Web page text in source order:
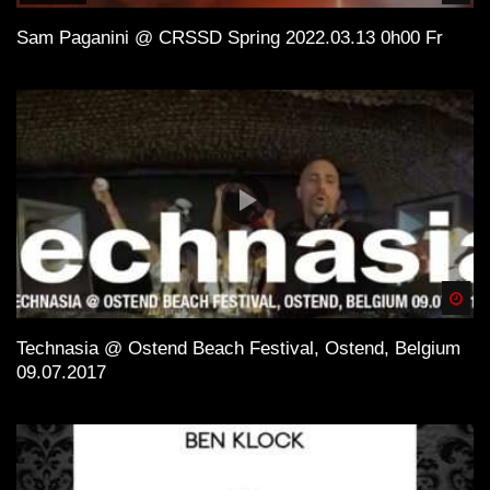
und wenn Du einen Plattespieler hast, kaufe die besten
Tracks auf Vinyl!
Sam Paganini @ CRSSD Spring 2022.03.13 0h00 Fr
Technasia @ Ostend Beach Festival, Ostend, Belgium
09.07.2017